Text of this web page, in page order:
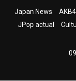
Japan News
JPop actual